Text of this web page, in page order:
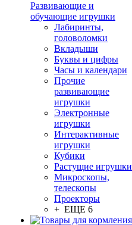
Развивающие и
обучающие игрушки
Лабиринты,
головоломки
Вкладыши
Буквы и цифры
Часы и календари
Прочие
развивающие
игрушки
Электронные
игрушки
Интерактивные
игрушки
Кубики
Растущие игрушки
Микроскопы,
телескопы
Проекторы
+ ЕЩЕ 6